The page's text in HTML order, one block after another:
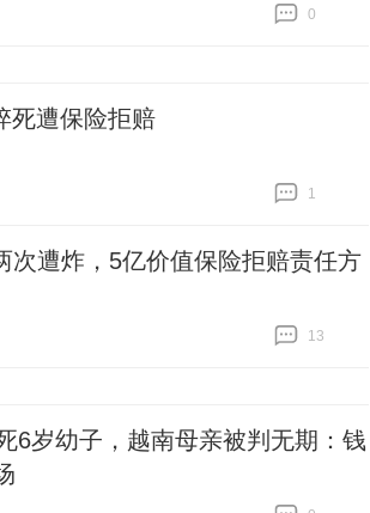
0
死遭保险拒赔
1
次遭炸，5亿价值保险拒赔责任方
13
6岁幼子，越南母亲被判无期：钱